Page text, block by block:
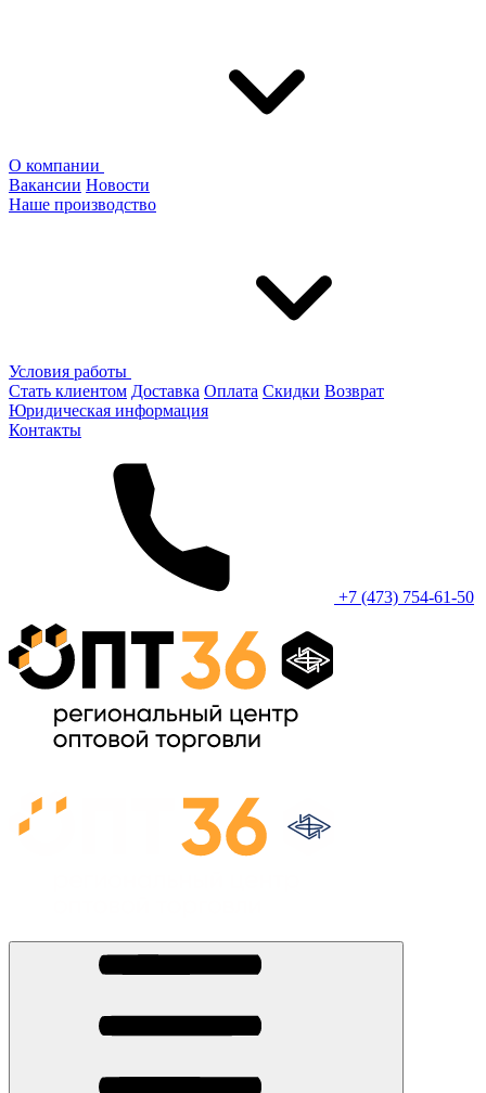
О компании
Вакансии Новости
Наше производство
Условия работы
Стать клиентом Доставка Оплата Скидки Возврат
Юридическая информация
Контакты
+7 (473) 754-61-50